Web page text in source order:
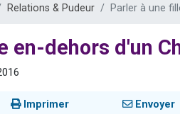
Relations & Pudeur Parler à une
en-dehors d'un
Imprimer Envoyer